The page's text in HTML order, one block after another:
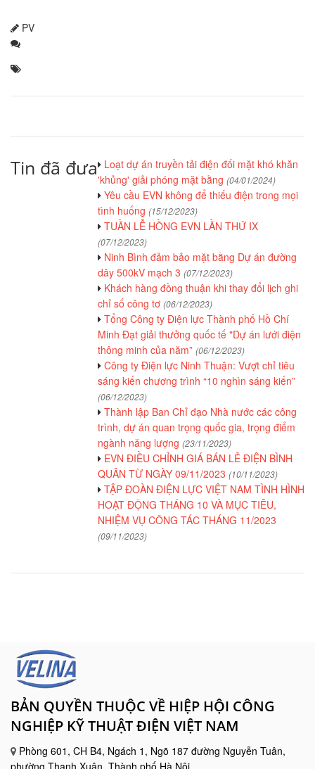
PV
Tin đã đưa Loạt dự án truyền tải điện đối mặt khó khăn
'khủng' giải phóng mặt bằng (04/01/2024)
Yêu cầu EVN không để thiếu điện trong mọi
tình huống (15/12/2023)
TUẦN LỄ HỒNG EVN LẦN THỨ IX
(07/12/2023)
Ninh Bình đảm bảo mặt bằng Dự án đường
dây 500kV mạch 3 (07/12/2023)
Khách hàng đồng thuận khi thay đổi lịch ghi
chỉ số công tơ (06/12/2023)
Tổng Công ty Điện lực Thành phố Hồ Chí
Minh Đạt giải thưởng quốc tế "Dự án lưới điện
thông minh của năm” (06/12/2023)
Công ty Điện lực Ninh Thuận: Vượt chỉ tiêu
sáng kiến chương trình “10 nghìn sáng kiến”
(06/12/2023)
Thành lập Ban Chỉ đạo Nhà nước các công
trình, dự án quan trọng quốc gia, trọng điểm
ngành năng lượng (23/11/2023)
EVN ĐIỀU CHỈNH GIÁ BÁN LẺ ĐIỆN BÌNH
QUÂN TỪ NGÀY 09/11/2023 (10/11/2023)
TẬP ĐOÀN ĐIỆN LỰC VIỆT NAM TÌNH HÌNH
HOẠT ĐỘNG THÁNG 10 VÀ MỤC TIÊU,
NHIỆM VỤ CÔNG TÁC THÁNG 11/2023
(09/11/2023)
BẢN QUYỀN THUỘC VỀ HIỆP HỘI CÔNG
NGHIỆP KỸ THUẬT ĐIỆN VIỆT NAM
Phòng 601, CH B4, Ngách 1, Ngõ 187 đường Nguyễn Tuân,